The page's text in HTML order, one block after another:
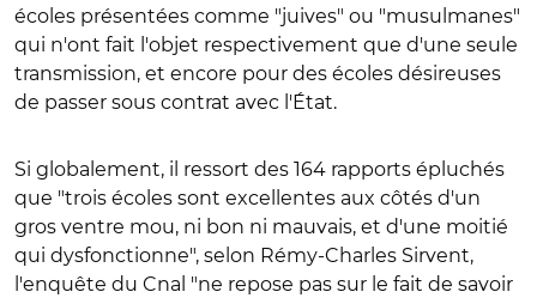
écoles présentées comme "juives" ou "musulmanes"
qui n'ont fait l'objet respectivement que d'une seule
transmission, et encore pour des écoles désireuses
de passer sous contrat avec l'État.
Si globalement, il ressort des 164 rapports épluchés
que "trois écoles sont excellentes aux côtés d'un
gros ventre mou, ni bon ni mauvais, et d'une moitié
qui dysfonctionne", selon Rémy-Charles Sirvent,
l'enquête du Cnal "ne repose pas sur le fait de savoir